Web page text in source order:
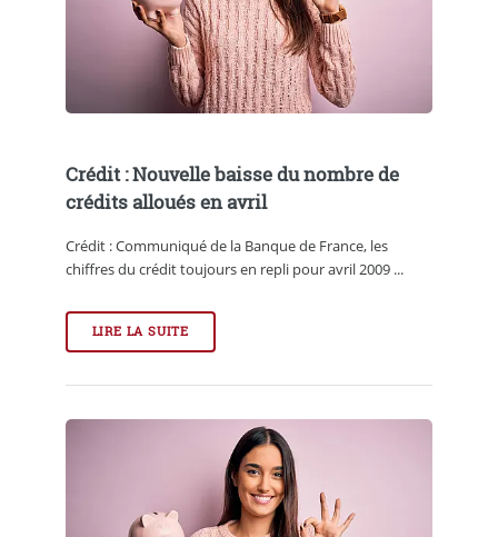
Crédit : Nouvelle baisse du nombre de
crédits alloués en avril
Crédit : Communiqué de la Banque de France, les
chiffres du crédit toujours en repli pour avril 2009 ...
LIRE LA SUITE